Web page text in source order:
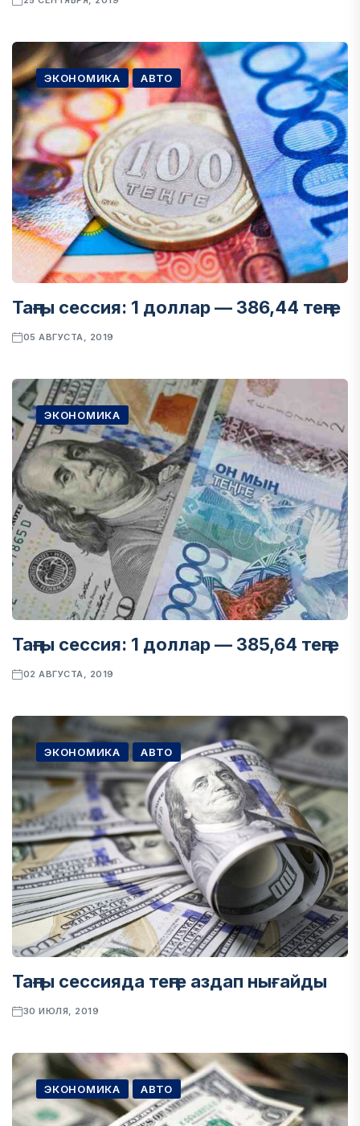
ЭКОНОМИКА АВТО
Таңғы сессия: 1 доллар — 386,44 теңге
05 АВГУСТА, 2019
ЭКОНОМИКА
Таңғы сессия: 1 доллар — 385,64 теңге
02 АВГУСТА, 2019
ЭКОНОМИКА АВТО
Таңғы сессияда теңге аздап нығайды
30 ИЮЛЯ, 2019
ЭКОНОМИКА АВТО